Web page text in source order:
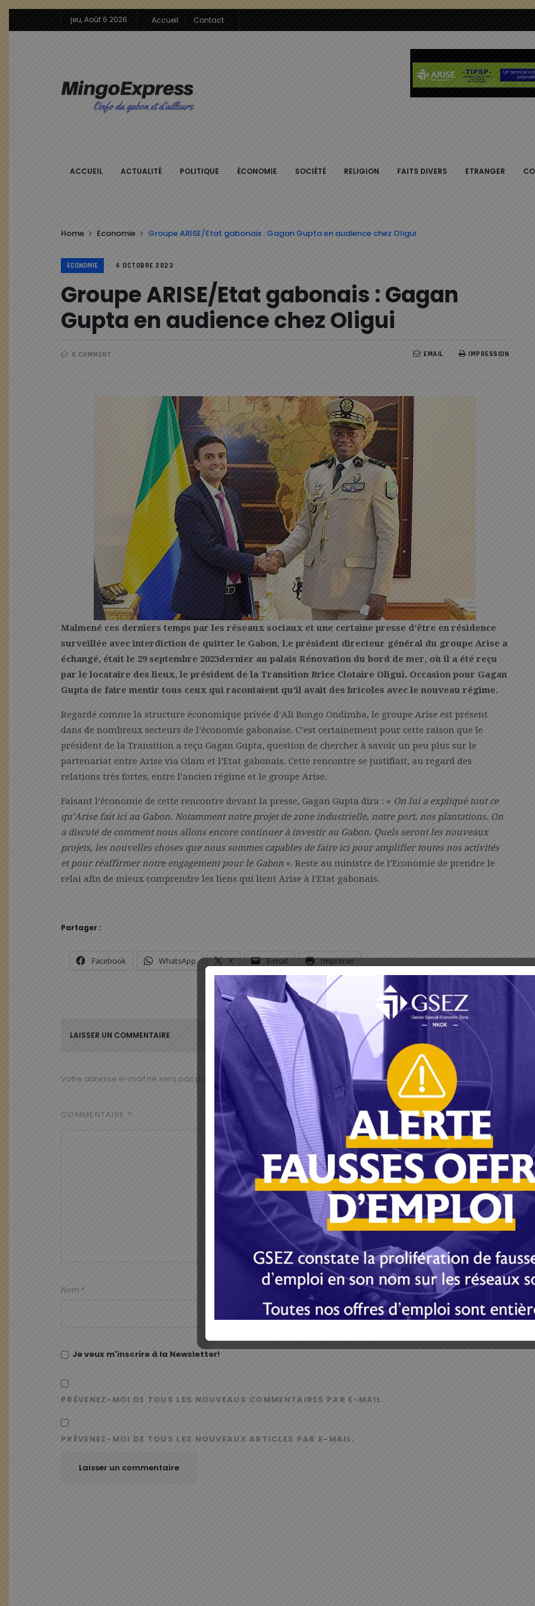
jeu, Août 6 2026 Accueil Contact
ACCUEIL ACTUALITÉ POLITIQUE ÉCONOMIE SOCIÉTÉ RELIGION FAITS DIVERS ETRANGER
Home Economie Groupe ARISE/Etat gabonais : Gagan Gupta en audience chez Oligui
ECONOMIE 4 OCTOBRE 2023
Groupe ARISE/Etat gabonais : Gagan
Gupta en audience chez Oligui
0 COMMENT IMPRESSION
EMAIL
Malmené ces derniers temps par les réseaux sociaux et une certaine presse d’être en résidence
surveillée avec interdiction de quitter le Gabon, Le président directeur général du groupe Arise a
échangé, était le 29 septembre 2023dernier au palais Rénovation du bord de mer, où il a été reçu
par le locataire des lieux, le président de la Transition Brice Clotaire Oligui. Occasion pour Gagan
Gupta de faire mentir tous ceux qui racontaient qu’il avait des bricoles avec le nouveau régime.
Regardé comme la structure économique privée d’Ali Bongo Ondimba, le groupe Arise est présent
dans de nombreux secteurs de l’économie gabonaise. C’est certainement pour cette raison que le
président de la Transition a reçu Gagan Gupta, question de chercher à savoir un peu plus sur le
partenariat entre Arise via Olam et l’Etat gabonais. Cette rencontre se justifiait, au regard des
relations très fortes, entre l’ancien régime et le groupe Arise.
Faisant l’économie de cette rencontre devant la presse, Gagan Gupta dira : « On lui a expliqué tout ce
qu’Arise fait ici au Gabon. Notamment notre projet de zone industrielle, notre port, nos plantations. On
a discuté de comment nous allons encore continuer à investir au Gabon. Quels seront les nouveaux
projets, les nouvelles choses que nous sommes capables de faire ici pour amplifier toutes nos activités
et pour réaffirmer notre engagement pour le Gabon ». Reste au ministre de l’Economie de prendre le
relai afin de mieux comprendre les liens qui lient Arise à l’Etat gabonais.
Partager :
Facebook WhatsApp X E-mail Imprimer
LAISSER UN COMMENTAIRE
Votre adresse e-mail ne sera pas publiée. Les champs obligatoires sont indiqués avec *
COMMENTAIRE *
Nom * Site web
Je veux m'inscrire à la Newsletter!
PRÉVENEZ-MOI DE TOUS LES NOUVEAUX COMMENTAIRES PAR E-MAIL.
PRÉVENEZ-MOI DE TOUS LES NOUVEAUX ARTICLES PAR E-MAIL.